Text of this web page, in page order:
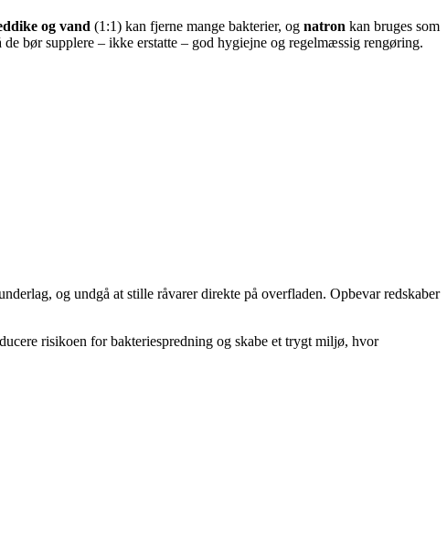
og vand (1:1) kan fjerne mange bakterier, og natron kan bruges som
bør supplere – ikke erstatte – god hygiejne og regelmæssig rengøring.
og undgå at stille råvarer direkte på overfladen. Opbevar redskaber
risikoen for bakteriespredning og skabe et trygt miljø, hvor